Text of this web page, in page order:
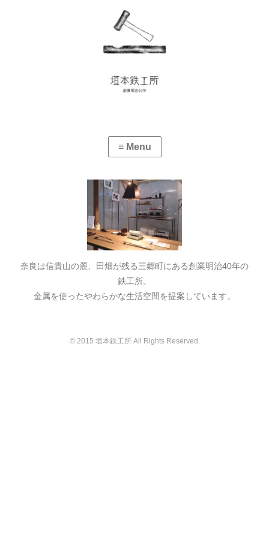
奈良は信貴山の麓、田畑が残る三郷町にある創業明治40年の
鉄工所。
金属を使ったやわらかな生活空間を提案しています。
© 2015 垣本鉄工所 All Rights Reserved.